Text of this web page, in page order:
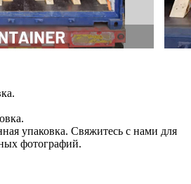
упаковка. Свяжитесь с нами для
фотографий.